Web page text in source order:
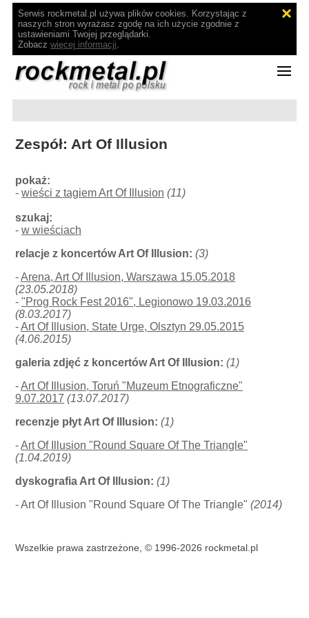
Serwis rockmetal.pl używa plików cookies. Korzystając z
naszych stron wyrażasz zgodę na ich użycie zgodnie z
ustawieniami Twojej przeglądarki.
Zobacz więcej informacji.
Zespół: Art Of Illusion
pokaż:
-wieści z tagiem Art Of Illusion (11)
szukaj:
-w wieściach
relacje z koncertów Art Of Illusion: (3)
-Arena, Art Of Illusion, Warszawa 15.05.2018
(23.05.2018)
-"Prog Rock Fest 2016", Legionowo 19.03.2016
(8.03.2017)
-Art Of Illusion, State Urge, Olsztyn 29.05.2015
(4.06.2015)
galeria zdjęć z koncertów Art Of Illusion: (1)
-Art Of Illusion, Toruń "Muzeum Etnograficzne"
9.07.2017 (13.07.2017)
recenzje płyt Art Of Illusion: (1)
-Art Of Illusion "Round Square Of The Triangle"
(1.04.2019)
dyskografia Art Of Illusion: (1)
- Art Of Illusion "Round Square Of The Triangle"(2014)
Wszelkie prawa zastrzeżone, © 1996-2026 rockmetal.pl